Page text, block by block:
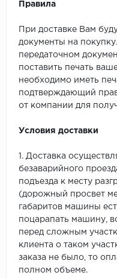
Правила
При доставке Вам
документы на
передаточном
поставить печать
необходимо иметь
подтверждающий
от компании для
Условия доставки
1. Доставка
безаварийного
подъезда к месту
(дорожный просвет
габаритов машины
поцарапать машину,
перед сложным
клиента о таком
заказа не было, то
полном объеме.